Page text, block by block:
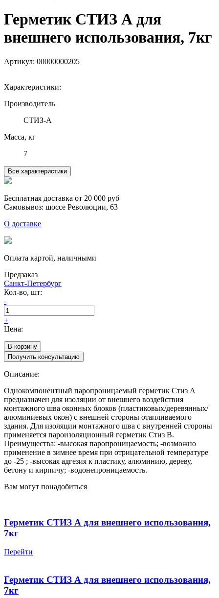
Герметик СТИЗ А для
внешнего использования, 7кг
Артикул: 00000000205
Характеристики:
Производитель
СТИЗ-А
Масса, кг
7
Все характеристики
Бесплатная доставка от 20 000 руб
Самовывоз: шоссе Революции, 63
О доставке
Оплата картой, наличными
Предзаказ
Санкт-Петербург
Кол-во, шт:
-
Количество
товара
Герметик
СТИЗ
А
для
внешнего
использования,
+
Цена:
В корзину
Получить консультацию
Описание:
Однокомпонентный паропроницаемый герметик Стиз А
предназначен для изоляции от внешнего воздействия
монтажного шва оконных блоков (пластиковых/деревянных/
алюминиевых окон) с внешней стороны отапливаемого
здания. Для изоляции монтажного шва с внутренней стороны
применяется пароизоляционный герметик Стиз В.
Преимущества: -высокая паропроницаемость; -возможно
применение в зимнее время при отрицательной температуре
до -25 ; -высокая адгезия к пластику, алюминию, дереву,
бетону и кирпичу; -водонепроницаемость.
Вам могут понадобиться
Герметик СТИЗ А для внешнего использования,
7кг
Перейти
Герметик СТИЗ А для внешнего использования,
7кг